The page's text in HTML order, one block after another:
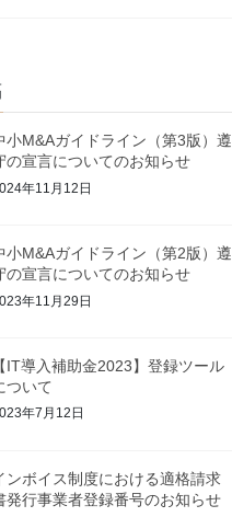
小M&Aガイドライン（第3版）遵
の宣言についてのお知らせ
年11月12日
小M&Aガイドライン（第2版）遵
の宣言についてのお知らせ
年11月29日
【IT導入補助金2023】登録ツール
ついて
年7月12日
ンボイス制度における適格請求
発行事業者登録番号のお知らせ